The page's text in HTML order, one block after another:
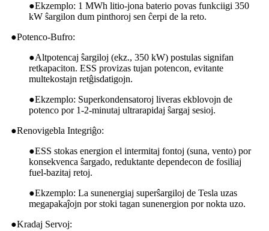
●Ekzemplo: 1 MWh litio-jona baterio povas funkciigi 350
kW ŝargilon dum pinthoroj sen ĉerpi de la reto.
●Potenco-Bufro:
●Altpotencaj ŝargiloj (ekz., 350 kW) postulas signifan
retkapaciton. ESS provizas tujan potencon, evitante
multekostajn retĝisdatigojn.
●Ekzemplo: Superkondensatoroj liveras ekblovojn de
potenco por 1-2-minutaj ultrarapidaj ŝargaj sesioj.
●Renovigebla Integriĝo:
●ESS stokas energion el intermitaj fontoj (suna, vento) por
konsekvenca ŝargado, reduktante dependecon de fosiliaj
fuel-bazitaj retoj.
●Ekzemplo: La sunenergiaj superŝargiloj de Tesla uzas
megapakaĵojn por stoki tagan sunenergion por nokta uzo.
●Kradaj Servoj: